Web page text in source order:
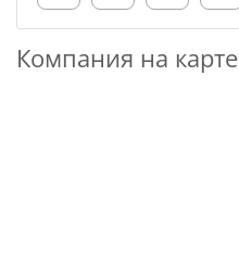
Компания на карте